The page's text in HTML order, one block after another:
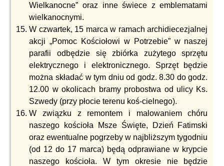
Wielkanocne” oraz inne świece z emblematami
wielkanocnymi.
W czwartek, 15 marca w ramach archidiecezjalnej
akcji „Pomoc Kościołowi w Potrzebie” w naszej
parafii odbędzie się zbiórka zużytego sprzętu
elektrycznego i elektronicznego. Sprzęt będzie
można składać w tym dniu od godz. 8.30 do godz.
12.00 w okolicach bramy probostwa od ulicy Ks.
Szwedy (przy płocie terenu koś-cielnego).
W związku z remontem i malowaniem chóru
naszego kościoła Msze Święte, Dzień Fatimski
oraz ewentualne pogrzeby w najbliższym tygodniu
(od 12 do 17 marca) będą odprawiane w krypcie
naszego kościoła. W tym okresie nie będzie